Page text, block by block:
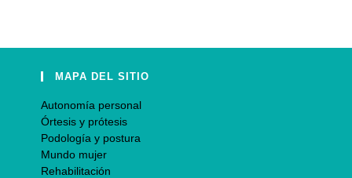
MAPA DEL SITIO
Autonomía personal
Órtesis y prótesis
Podología y postura
Mundo mujer
Rehabilitación